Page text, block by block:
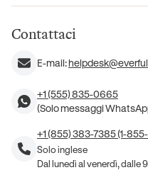
Contattaci
E-mail:
+1 (555) 835-0665
(Solo messaggi
+1 (855) 383-7385 (1-
Solo inglese
Dal lunedì al venerdì, dalle